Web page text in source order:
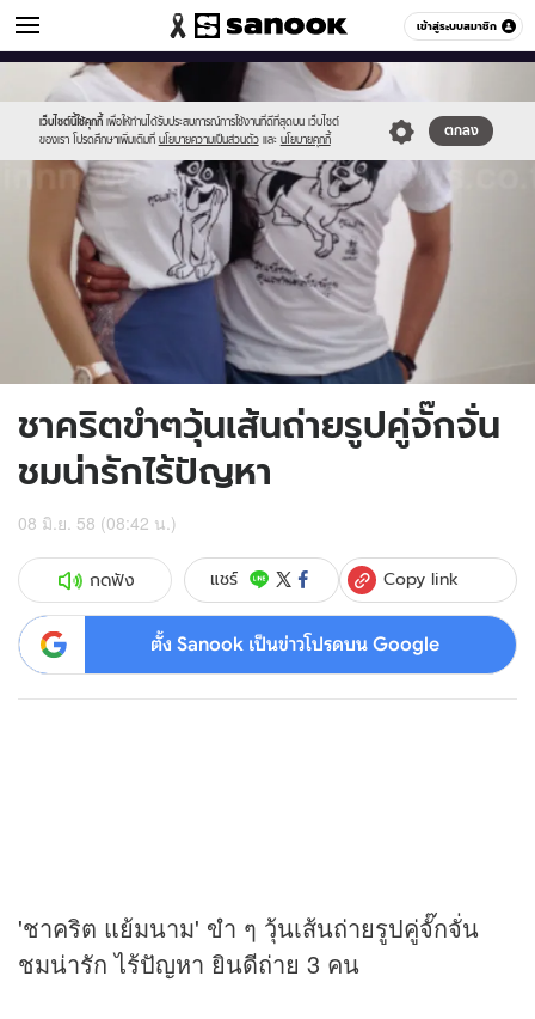
เข้าสู่ระบบสมาชิก
ข่าวบันเทิง หมวดอื่นๆ
เว็บไซต์นี้ใช้คุกกี้ เพื่อให้ท่านได้รับประสบการณ์การใช้งานที่ดีที่สุดบน เว็บไซต์
ของเรา โปรดศึกษาเพิ่มเติมที่ นโยบายความเป็นส่วนตัว และ นโยบายคุกกี้
ตกลง
Sanook
//s.isanook.com/sr/0/images/logo-
new-
sanook.png
//s.isanook.com/ns/0/ud/361/1808582/623361-
01.jpg
ชาคริตขำๆวุ้นเส้นถ่ายรูปคู่จั๊กจั่น
ชมน่ารักไร้ปัญหา
08 มิ.ย. 58 (08:42 น.)
กดฟัง แชร์ Copy link
ตั้ง Sanook เป็นข่าวโปรดบน Google
'ชาคริต แย้มนาม' ขำ ๆ วุ้นเส้นถ่ายรูปคู่จั๊กจั่น
ชมน่ารัก ไร้ปัญหา ยินดีถ่าย 3 คน